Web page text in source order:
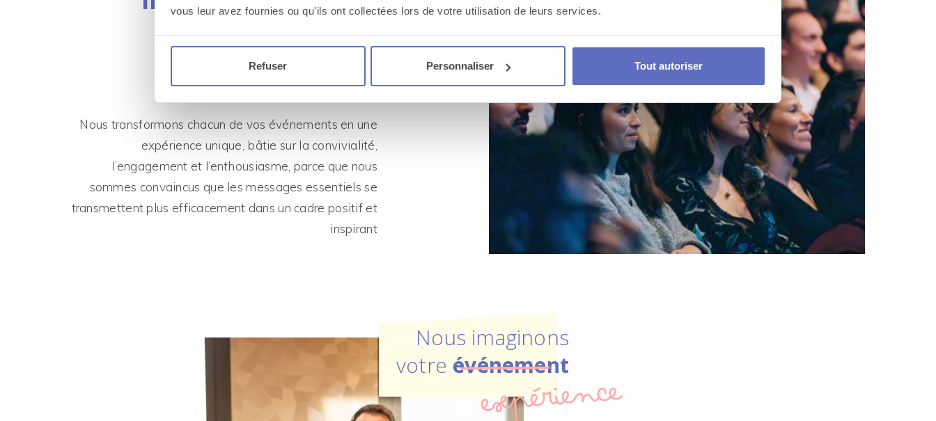
vous leur avez fournies ou qu'ils ont collectées lors de votre utilisation de leurs services.
Refuser Personnaliser Tout autoriser
etenthousiasme
sur-mesure
Nous transformons chacun de vos événements en une
expérience unique, bâtie sur la convivialité,
l’engagement et l’enthousiasme, parce que nous
sommes convaincus que les messages essentiels se
transmettent plus efficacement dans un cadre positif et
inspirant
Nous imaginons
votre événement
expérience